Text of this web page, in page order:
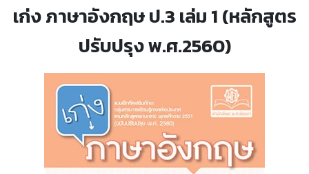
เก่ง ภาษาอังกฤษ ป.3 เล่ม 1 (หลักสูตร
ปรับปรุง พ.ศ.2560)